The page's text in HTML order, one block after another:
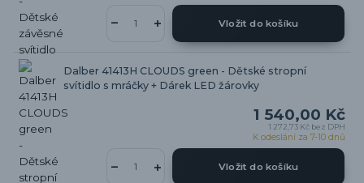
Vložit do košíku
Dalber 41413H CLOUDS green - Dětské stropní
svítidlo s mráčky + Dárek LED žárovky
1 540,00 Kč
1 272,73 Kč bez DPH
K odeslání za 7-10 dnů
Vložit do košíku